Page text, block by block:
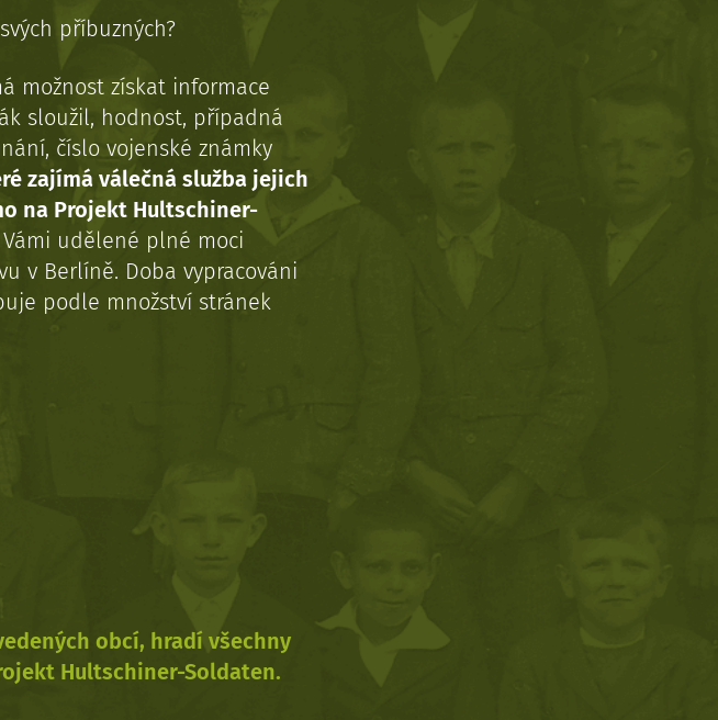
příbuzných?
možnost získat informace
sloužil, hodnost, případná
číslo vojenské známky
zajímá válečná služba jejich
na Projekt Hultschiner-
udělené plné moci
v Berlíně. Doba vypracováni
podle množství stránek
obcí, hradí všechny
Hultschiner-Soldaten.